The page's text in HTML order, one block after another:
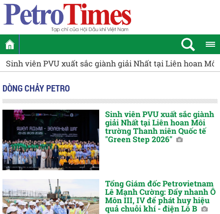
Sinh viên PVU xuất sắc giành giải Nhất tại Liên hoan
DÒNG CHẢY PETRO
Sinh viên PVU xuất sắc giành
giải Nhất tại Liên hoan Môi
trường Thanh niên Quốc tế
"Green Step 2026"
Tổng Giám đốc Petrovietnam
Lê Mạnh Cường: Đẩy nhanh Ô
Môn III, IV để phát huy hiệu
quả chuỗi khí - điện Lô B